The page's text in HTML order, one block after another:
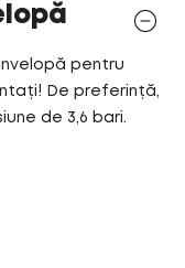
pentru
De preferință,
de 3,6 bari.